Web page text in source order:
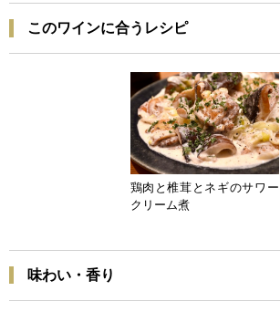
このワインに合うレシピ
鶏肉と椎茸とネギのサワー
クリーム煮
味わい・香り